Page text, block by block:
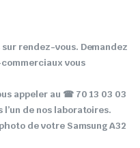
rendez-vous. Demandez
vous
appeler au ☎ 70 13 03 03
de nos laboratoires.
de votre Samsung A32